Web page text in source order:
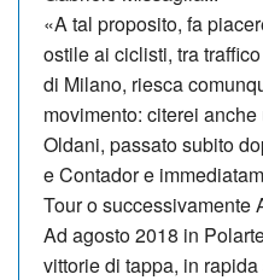
«A tal proposito, fa
ostile ai ciclisti, tra
di Mila­no, riesca
movimento: citerei
Oldani, passato subito
e Conta­dor e
Tour o successivamente
Ad agosto 2018 in
vittorie di tappa, in